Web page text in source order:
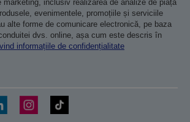
marketing, inclusiv realizarea de analize de piață
evenimentele, promoțiile și serviciile
alte forme de comunicare electronică, pe baza
dvs. online, așa cum este descris în
informațiile de confidențialitate